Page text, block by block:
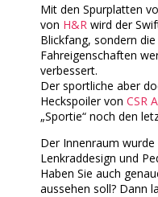
Mit den Spurplatten
von H&R wird der
Blickfang, sondern
Fahreigenschaften
verbessert.
Der sportliche aber
Heckspoiler von CSR
„Sportie“ noch den
Der Innenraum
Lenkraddesign und
Haben Sie auch
aussehen soll? Dann